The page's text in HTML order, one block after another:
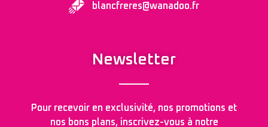
blancfreres@wanadoo.fr
Newsletter
Pour recevoir en exclusivité, nos promotions et
nos bons plans, inscrivez-vous à notre